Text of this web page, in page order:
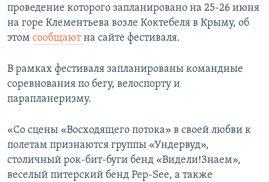
проведение которого запланировано на 25-26 июня
на горе Клементьева возле Коктебеля в Крыму, об
этом сообщаютна сайте фестиваля.
В рамках фестиваля запланированы командные
соревнования по бегу, велоспорту и
парапланеризму.
«Со сцены «Восходящего потока» в своей любви к
полетам признаются группы «Ундервуд»,
столичный рок-бит-буги бенд «Видели!Знаем»,
веселый питерский бенд Pep-See, а также